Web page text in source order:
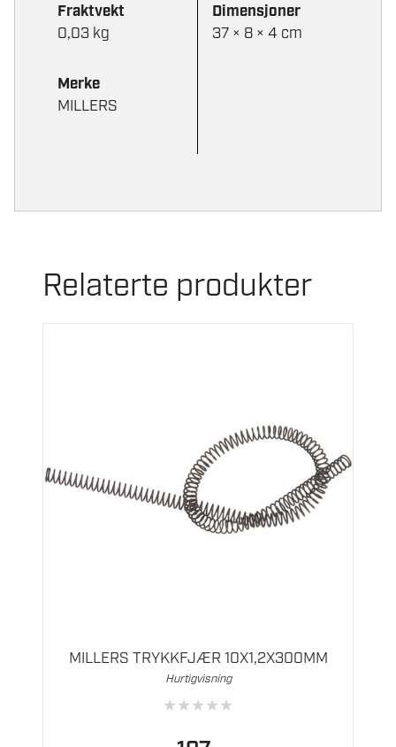
Fraktvekt
0,03 kg
Dimensjoner
37 × 8 × 4 cm
Merke
MILLERS
Relaterte produkter
MILLERS TRYKKFJÆR 10X1,2X300MM
Hurtigvisning
★★★★★